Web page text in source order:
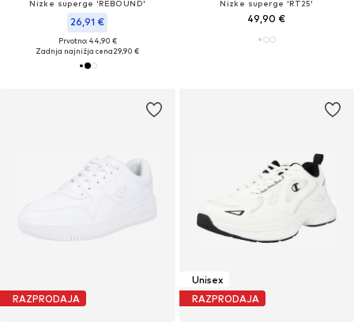
Nizke superge 'REBOUND'
26,91 €
Prvotno: 44,90 €
Zadnja najnižja cena29,90 €
Nizke superge 'RT25'
49,90 €
RAZPRODAJA
Unisex
RAZPRODAJA